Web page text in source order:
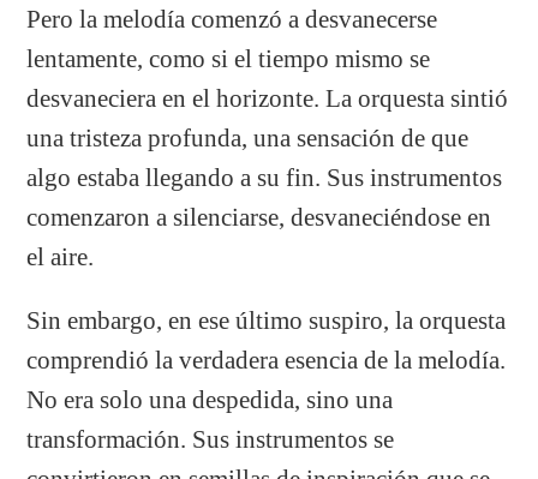
Pero la melodía comenzó a desvanecerse
lentamente, como si el tiempo mismo se
desvaneciera en el horizonte. La orquesta sintió
una tristeza profunda, una sensación de que
algo estaba llegando a su fin. Sus instrumentos
comenzaron a silenciarse, desvaneciéndose en
el aire.
Sin embargo, en ese último suspiro, la orquesta
comprendió la verdadera esencia de la melodía.
No era solo una despedida, sino una
transformación. Sus instrumentos se